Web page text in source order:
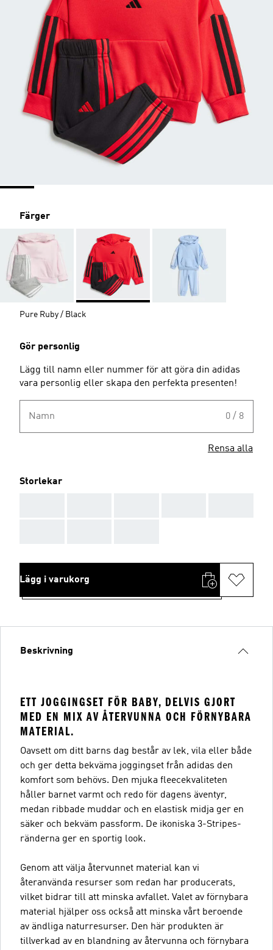
Färger
Pure Ruby / Black
Gör personlig
Lägg till namn eller nummer för att göra din adidas
vara personlig eller skapa den perfekta presenten!
Namn 0 / 8
Rensa alla
Storlekar
Lägg i varukorg
Beskrivning
ETT JOGGINGSET FÖR BABY, DELVIS GJORT
MED EN MIX AV ÅTERVUNNA OCH FÖRNYBARA
MATERIAL.
Oavsett om ditt barns dag består av lek, vila eller både
och ger detta bekväma joggingset från adidas den
komfort som behövs. Den mjuka fleecekvaliteten
håller barnet varmt och redo för dagens äventyr,
medan ribbade muddar och en elastisk midja ger en
säker och bekväm passform. De ikoniska 3-Stripes-
ränderna ger en sportig look.
Genom att välja återvunnet material kan vi
återanvända resurser som redan har producerats,
vilket bidrar till att minska avfallet. Valet av förnybara
material hjälper oss också att minska vårt beroende
av ändliga naturresurser. Den här produkten är
tillverkad av en blandning av återvunna och förnybara